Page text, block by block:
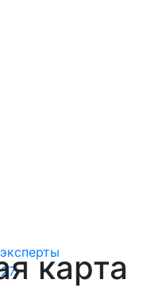
карта